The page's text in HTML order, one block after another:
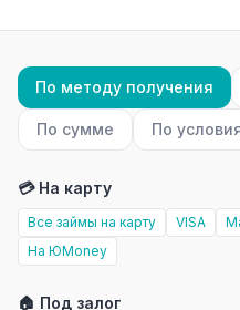
По методу получения
По сумме По
💳 На карту
Все займы на карту VISA
На ЮMoney
🏠 Под залог